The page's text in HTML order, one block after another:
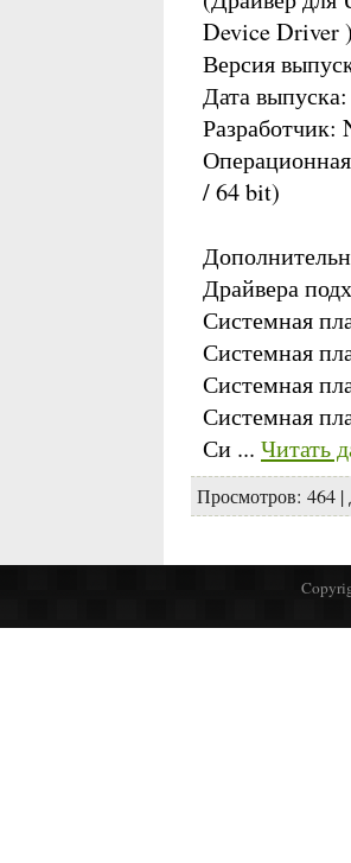
Device Driver
Версия
Дата
Разработчик:
/ 64 bit)
Драйвера
Системная
Системная
Системная
Системная
Си ... Читать
Просмотров: 464 |